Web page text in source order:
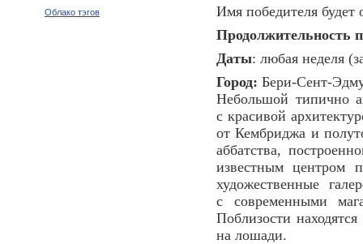
Облако тэгов
Имя победителя
Продолжительность
Даты: любая неделя
Город: Бери-Сент-
Небольшой типично
с красивой
от Кембриджа и
аббатства,
известным центром
художественные
с современными
Поблизости
на лошади.